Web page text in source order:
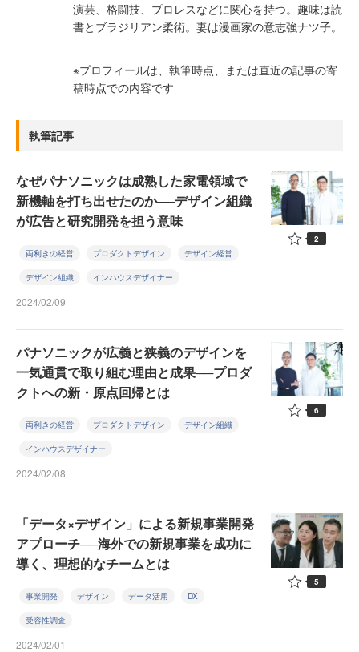
演芸、格闘技、プロレスなどに関心を持つ。趣味は読
書とブラジリアン柔術。妻は漫画家の意志強ナツ子。
※プロフィールは、執筆時点、または直近の記事の寄
稿時点での内容です
執筆記事
なぜパナソニックは成熟した家電領域で
新機軸を打ち出せたのか──デザイン組織
が広告と研究開発を担う意味
両利きの経営 プロダクトデザイン デザイン経営
デザイン組織 インハウスデザイナー
2024/02/09
2
パナソニックが広義と狭義のデザインを
一気通貫で取り組む理由と成果──プロダ
クトへの新・原点回帰とは
両利きの経営 プロダクトデザイン デザイン組織
インハウスデザイナー
2024/02/08
6
「データ×デザイン」による新規事業開発
アプローチ──海外での新規事業を成功に
導く、理想的なチームとは
事業開発 デザイン データ活用 DX
受容性調査
2024/02/01
5